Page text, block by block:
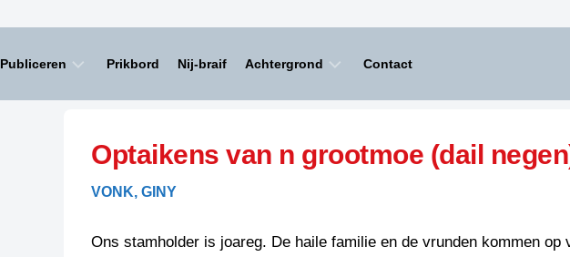
HAIKU’S
LIMERICKS
BIENOAMEN
LEGENDEN
Publiceren
SPELLENSCONTROLE
SCHRIEFREGELS
Prikbord Nij-braif Achtergrond
KREUZE
Contact
Optaikens van n grootmoe (dail
VONK, GINY
Ons stamholder is joareg. De haile familie en de vrunden kommen op